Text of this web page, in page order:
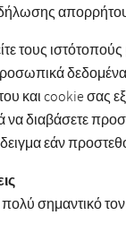
τους
και cookie σας
να διαβάσετε
εάν
σημαντικό